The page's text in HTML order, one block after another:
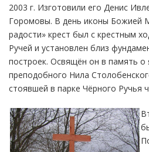
2003 г. Изготовили его Денис
Горомовы. В день иконы Божией
радости» крест был с крестным
Ручей и установлен близ
построек. Освящён он в память о
преподобного Нила
стоявшей в парке Чёрного Ручья